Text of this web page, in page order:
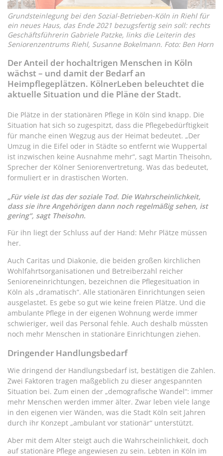
Grundsteinlegung bei den Sozial-Betrieben-Köln in Riehl für
ein neues Haus, das Ende 2021 bezugsfertig sein soll: rechts
Geschäftsführerin Gabriele Patzke, links die Leiterin des
Seniorenzentrums Riehl, Susanne Bokelmann. Foto: Ben Horn
Der Anteil der hochaltrigen Menschen in Köln
wächst – und damit der Bedarf an
Heimpflegeplätzen. KölnerLeben beleuchtet die
aktuelle Situation und die Pläne der Stadt.
Die Plätze in der stationären Pflege in Köln sind knapp. Die
Situation hat sich so zugespitzt, dass die Pflegebedürftigkeit
für manche einen Wegzug aus der Heimat bedeutet. „Der
Umzug in die Eifel oder in Städte so entfernt wie Wuppertal
ist inzwischen keine Ausnahme mehr“, sagt Martin Theisohn,
Sprecher der Kölner Seniorenvertretung. Was das bedeutet,
formuliert er in drastischen Worten.
„Für viele ist das der soziale Tod. Die Wahrscheinlichkeit,
dass sie ihre Angehörigen dann noch regelmäßig sehen, ist
gering“, sagt Theisohn.
Für ihn liegt der Schluss auf der Hand: Mehr Plätze müssen
her.
Auch Caritas und Diakonie, die beiden großen kirchlichen
Wohlfahrtsorganisationen und Betreiberzahl reicher
Senioreneinrichtungen, bezeichnen die Pflegesituation in
Köln als „dramatisch“. Alle stationären Einrichtungen seien
ausgelastet. Es gebe so gut wie keine freien Plätze. Und die
ambulante Pflege in der eigenen Wohnung werde immer
schwieriger, weil das Personal fehle. Auch deshalb müssten
noch mehr Menschen in stationäre Einrichtungen ziehen.
Dringender Handlungsbedarf
Wie dringend der Handlungsbedarf ist, bestätigen die Zahlen.
Zwei Faktoren tragen maßgeblich zu dieser angespannten
Situation bei. Zum einen der „demografische Wandel“: immer
mehr Menschen werden immer älter. Zwar leben viele lange
in den eigenen vier Wänden, was die Stadt Köln seit Jahren
durch ihr Konzept „ambulant vor stationär“ unterstützt.
Aber mit dem Alter steigt auch die Wahrscheinlichkeit, doch
auf stationäre Pflege angewiesen zu sein. Lebten in Köln im